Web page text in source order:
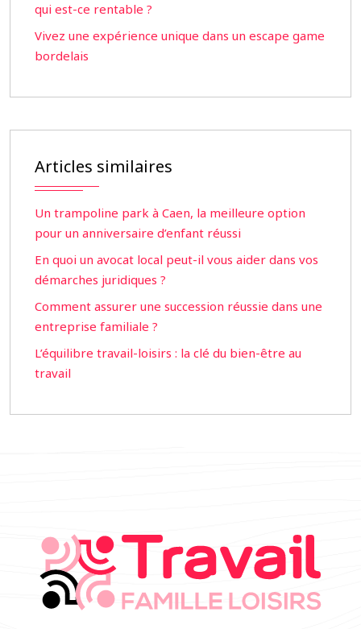
qui est-ce rentable ?
Vivez une expérience unique dans un escape game
bordelais
Articles similaires
Un trampoline park à Caen, la meilleure option
pour un anniversaire d’enfant réussi
En quoi un avocat local peut-il vous aider dans vos
démarches juridiques ?
Comment assurer une succession réussie dans une
entreprise familiale ?
L’équilibre travail-loisirs : la clé du bien-être au
travail